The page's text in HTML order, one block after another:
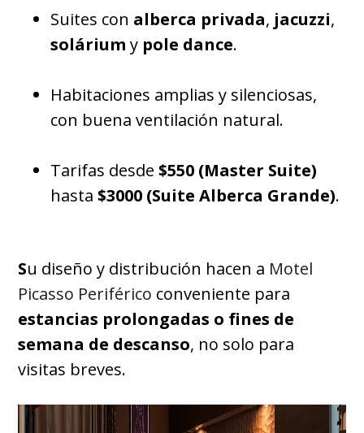
Suites con alberca privada, jacuzzi,
solárium y pole dance.
Habitaciones amplias y silenciosas,
con buena ventilación natural.
Tarifas desde$550 (Master Suite)
hasta$3000 (Suite Alberca Grande).
Su diseño y distribución hacen a Motel
Picasso Periférico conveniente para
estancias prolongadas o fines de
semana de descanso, no solo para
visitas breves.